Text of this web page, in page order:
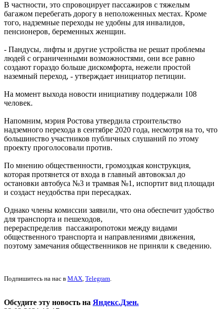
В частности, это спровоцирует пассажиров с тяжелым
багажом перебегать дорогу в неположенных местах. Кроме
того, надземные переходы не удобны для инвалидов,
пенсионеров, беременных женщин.
- Пандусы, лифты и другие устройства не решат проблемы
людей с ограниченными возможностями, они все равно
создают гораздо больше дискомфорта, нежели простой
наземный переход, - утверждает инициатор петиции.
На момент выхода новости инициативу поддержали 108
человек.
Напомним, мэрия Ростова утвердила строительство
надземного перехода в сентябре 2020 года, несмотря на то, что
большинство участников публичных слушаний по этому
проекту проголосовали против.
По мнению общественности, громоздкая конструкция,
которая протянется от входа в главный автовокзал до
остановки автобуса №3 и трамвая №1, испортит вид площади
и создаст неудобства при пересадках.
Однако члены комиссии заявили, что она обеспечит удобство
для транспорта и пешеходов,
перераспределив пассажиропотоки между видами
общественного транспорта и направлениями движения,
поэтому замечания общественников не приняли к сведению.
Подпишитесь на нас в MAX, Telegram.
Обсудите эту новость на Яндекс.Дзен.